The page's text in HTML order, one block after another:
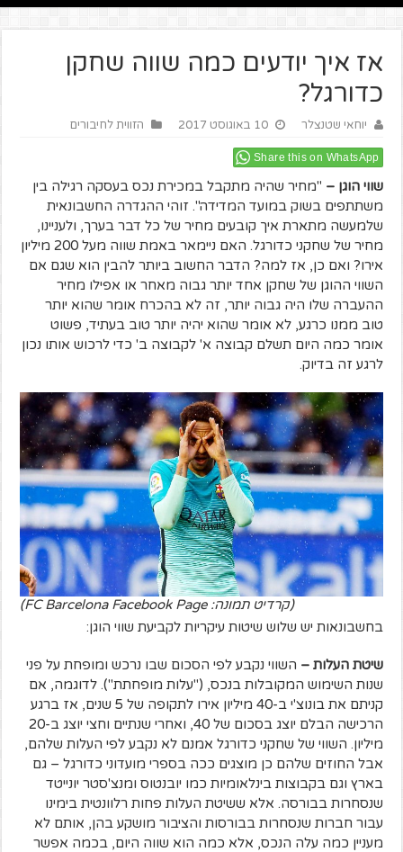
אז איך יודעים כמה שווה שחקן
כדורגל?
יוחאי שטנצלר 10 באוגוסט 2017 הזווית לחיבורים
Share this on WhatsApp
שווי הוגן – "מחיר שהיה מתקבל במכירת נכס בעסקה רגילה בין
משתתפים בשוק במועד המדידה". זוהי ההגדרה החשבונאית
שלמעשה מתארת איך קובעים מחיר של כל דבר בערך, ולעניינו,
מחיר של שחקני כדורגל. האם ניימאר באמת שווה מעל 200 מיליון
אירו? ואם כן, אז למה? הדבר החשוב ביותר להבין הוא שגם אם
השווי ההוגן של שחקן אחד יותר גבוה מאחר או אפילו מחיר
ההעברה שלו היה גבוה יותר, זה לא בהכרח אומר שהוא יותר
טוב ממנו כרגע, לא אומר שהוא יהיה יותר טוב בעתיד, פשוט
אומר כמה היום תשלם קבוצה א' לקבוצה ב' כדי לרכוש אותו נכון
לרגע זה בדיוק.
(קרדיט תמונה: FC Barcelona Facebook Page)
בחשבונאות יש שלוש שיטות עיקריות לקביעת שווי הוגן:
שיטת העלות– השווי נקבע לפי הסכום שבו נרכש ומופחת על פני
שנות השימוש המקובלות בנכס, ("עלות מופחתת"). לדוגמה, אם
קניתם את בונוצ'י ב-40 מיליון אירו לתקופה של 5 שנים, אז ברגע
הרכישה הבלם יוצג בסכום של 40, ואחרי שנתיים וחצי יוצג ב-20
מיליון. השווי של שחקני כדורגל אמנם לא נקבע לפי העלות שלהם,
אבל החוזים שלהם כן מוצגים ככה בספרי מועדוני כדורגל – גם
בארץ וגם בקבוצות בינלאומיות כמו יובנטוס ומנצ'סטר יונייטד
שנסחרות בבורסה. אלא ששיטת העלות פחות רלוונטית בימינו
עבור חברות שנסחרות בבורסות והציבור מושקע בהן, אותם לא
מעניין כמה עלה הנכס, אלא כמה הוא שווה היום, בכמה אפשר